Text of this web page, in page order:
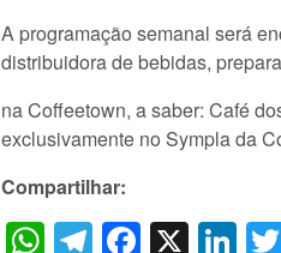
A programação semanal será
distribuidora de bebidas,
na Coffeetown, a saber: Café
exclusivamente no Sympla da
Compartilhar:
WhatsApp
Telegram
X